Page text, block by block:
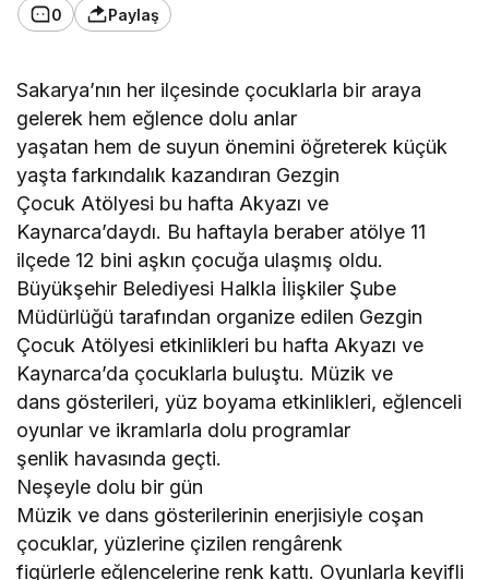
0 Paylaş
Sakarya’nın her ilçesinde çocuklarla bir araya
gelerek hem eğlence dolu anlar
yaşatan hem de suyun önemini öğreterek küçük
yaşta farkındalık kazandıran Gezgin
Çocuk Atölyesi bu hafta Akyazı ve
Kaynarca’daydı. Bu haftayla beraber atölye 11
ilçede 12 bini aşkın çocuğa ulaşmış oldu.
Büyükşehir Belediyesi Halkla İlişkiler Şube
Müdürlüğü tarafından organize edilen Gezgin
Çocuk Atölyesi etkinlikleri bu hafta Akyazı ve
Kaynarca’da çocuklarla buluştu. Müzik ve
dans gösterileri, yüz boyama etkinlikleri, eğlenceli
oyunlar ve ikramlarla dolu programlar
şenlik havasında geçti.
Neşeyle dolu bir gün
Müzik ve dans gösterilerinin enerjisiyle coşan
çocuklar, yüzlerine çizilen rengârenk
figürlerle eğlencelerine renk kattı. Oyunlarla keyifli